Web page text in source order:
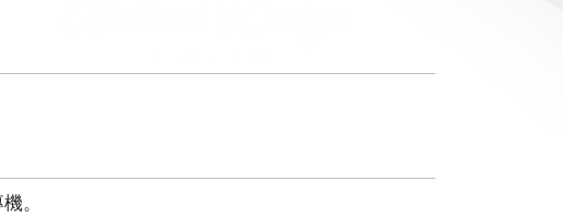
。